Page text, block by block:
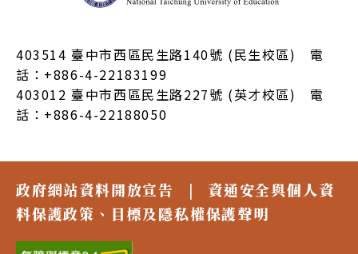
403514 臺中市西區民生路140號 (民生校區) 電
話：+886-4-22183199
403012 臺中市西區民生路227號 (英才校區) 電
話：+886-4-22188050
政府網站資料開放宣告 |
資通安全與個人資
料保護政策、目標及隱私權保護聲明